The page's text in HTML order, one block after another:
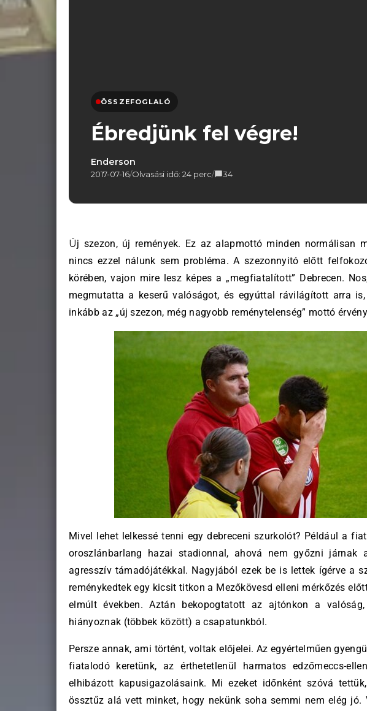
ÖSSZEFOGLALÓ
Ébredjünk fel végre!
Enderson
2017-07-16/Olvasási idő: 24 perc/ 34
Új szezon, új remények. Ez az alapmottó minden normálisan működő klub esetében, és látszólag
nincs ezzel nálunk sem probléma. A szezonnyitó előtt
körében, vajon mire lesz képes a „megfiatalított” Debrecen.
megmutatta a keserű valóságot, és egyúttal rávilágított arra
inkább az „új szezon, még nagyobb reménytelenség” mottó
Mivel lehet lelkessé tenni egy debreceni szurkolót? Például a
oroszlánbarlang hazai stadionnal, ahová nem győzni járnak
agresszív támadójátékkal. Nagyjából ezek be is lettek ígérve a
reménykedtek egy kicsit titkon a Mezőkövesd elleni mérkőzés
elmúlt években. Aztán bekopogtatott az ajtónkon a
hiányoznak (többek között) a csapatunkból.
Persze annak, ami történt, voltak előjelei. Az egyértelműen
fiatalodó keretünk, az érthetetlenül harmatos edzőmeccs-
elhibázott kapusigazolásaink. Mi ezeket időnként szóvá
össztűz alá vett minket, hogy nekünk soha semmi nem elég